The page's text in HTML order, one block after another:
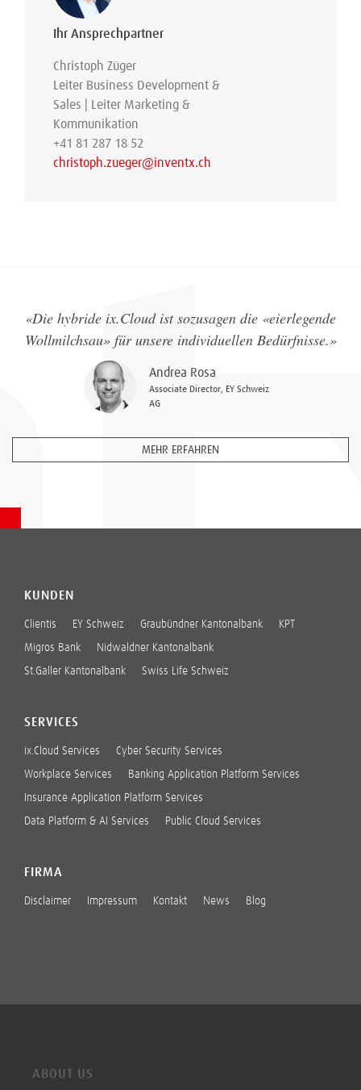
Ihr Ansprechpartner
Christoph Züger
Leiter Business Development &
Sales | Leiter Marketing &
Kommunikation
+41 81 287 18 52
christoph.zueger@inventx.ch
«Die hybride ix.Cloud ist sozusagen die «eierlegende
Wollmilchsau» für unsere individuellen Bedürfnisse.»
Andrea Rosa
Associate Director, EY Schweiz
AG
MEHR ERFAHREN
KUNDEN
Clientis EY Schweiz Graubündner Kantonalbank KPT
Migros Bank Nidwaldner Kantonalbank
St.Galler Kantonalbank Swiss Life Schweiz
SERVICES
ix.Cloud Services Cyber Security Services
Workplace Services Banking Application Platform Services
Insurance Application Platform Services
Data Platform & AI Services Public Cloud Services
FIRMA
Disclaimer Impressum Kontakt News Blog
ABOUT US